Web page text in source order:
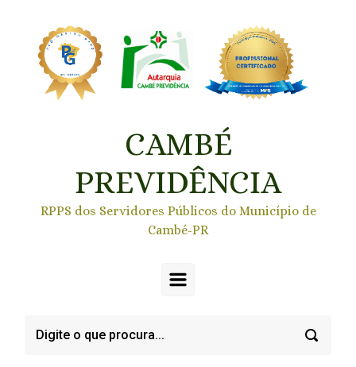
CAMBÉ
PREVIDÊNCIA
RPPS dos Servidores Públicos do Município de
Cambé-PR